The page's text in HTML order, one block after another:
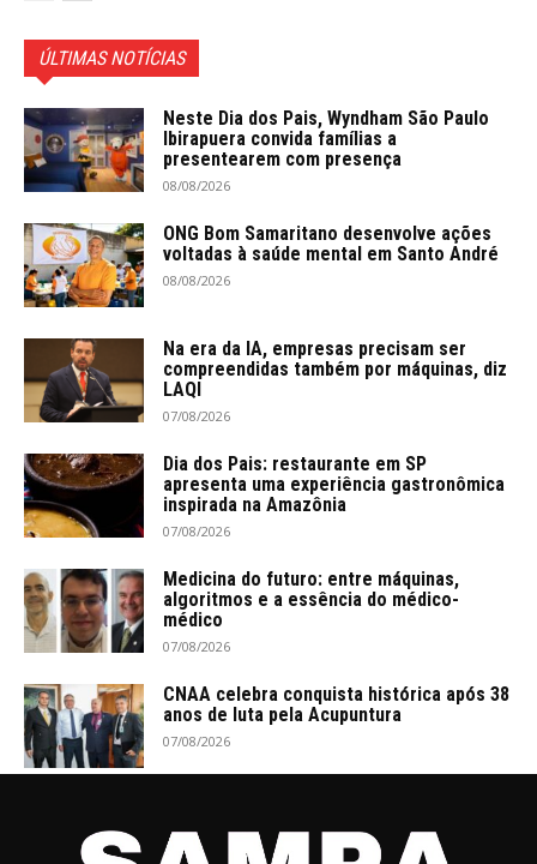
ÚLTIMAS NOTÍCIAS
Neste Dia dos Pais, Wyndham São Paulo
Ibirapuera convida famílias a
presentearem com presença
08/08/2026
ONG Bom Samaritano desenvolve ações
voltadas à saúde mental em Santo André
08/08/2026
Na era da IA, empresas precisam ser
compreendidas também por máquinas, diz
LAQI
07/08/2026
Dia dos Pais: restaurante em SP
apresenta uma experiência gastronômica
inspirada na Amazônia
07/08/2026
Medicina do futuro: entre máquinas,
algoritmos e a essência do médico-
médico
07/08/2026
CNAA celebra conquista histórica após 38
anos de luta pela Acupuntura
07/08/2026